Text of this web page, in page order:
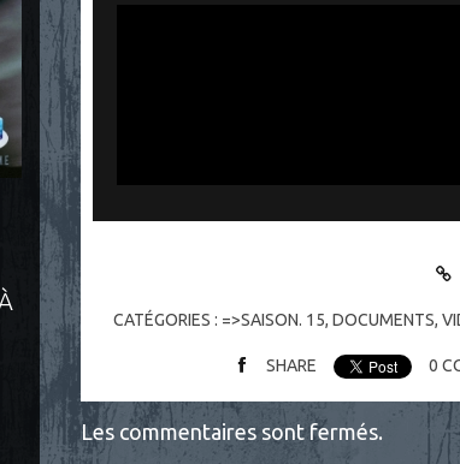
CATÉGORIES : =>SAISON. 15,DOCUMENTS,
SHARE 0
Les commentaires sont fermés.